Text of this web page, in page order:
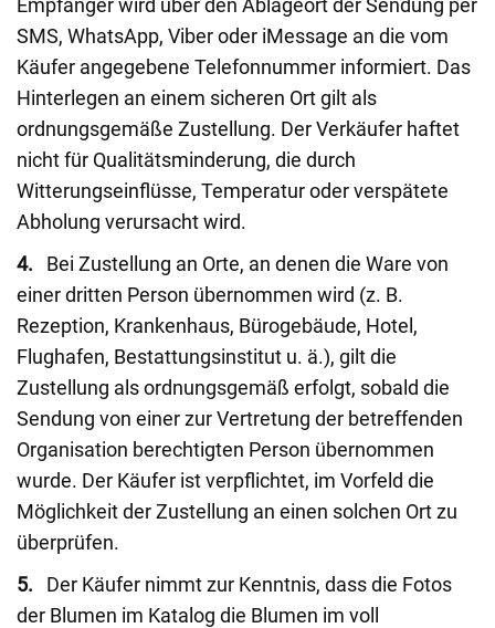
Empfänger wird über den Ablageort der Sendung per
SMS, WhatsApp, Viber oder iMessage an die vom
Käufer angegebene Telefonnummer informiert. Das
Hinterlegen an einem sicheren Ort gilt als
ordnungsgemäße Zustellung. Der Verkäufer haftet
nicht für Qualitätsminderung, die durch
Witterungseinflüsse, Temperatur oder verspätete
Abholung verursacht wird.
4.
Bei Zustellung an Orte, an denen die Ware von
einer dritten Person übernommen wird (z. B.
Rezeption, Krankenhaus, Bürogebäude, Hotel,
Flughafen, Bestattungsinstitut u. ä.), gilt die
Zustellung als ordnungsgemäß erfolgt, sobald die
Sendung von einer zur Vertretung der betreffenden
Organisation berechtigten Person übernommen
wurde. Der Käufer ist verpflichtet, im Vorfeld die
Möglichkeit der Zustellung an einen solchen Ort zu
überprüfen.
5. Der Käufer nimmt zur Kenntnis, dass die Fotos
der Blumen im Katalog die Blumen im voll